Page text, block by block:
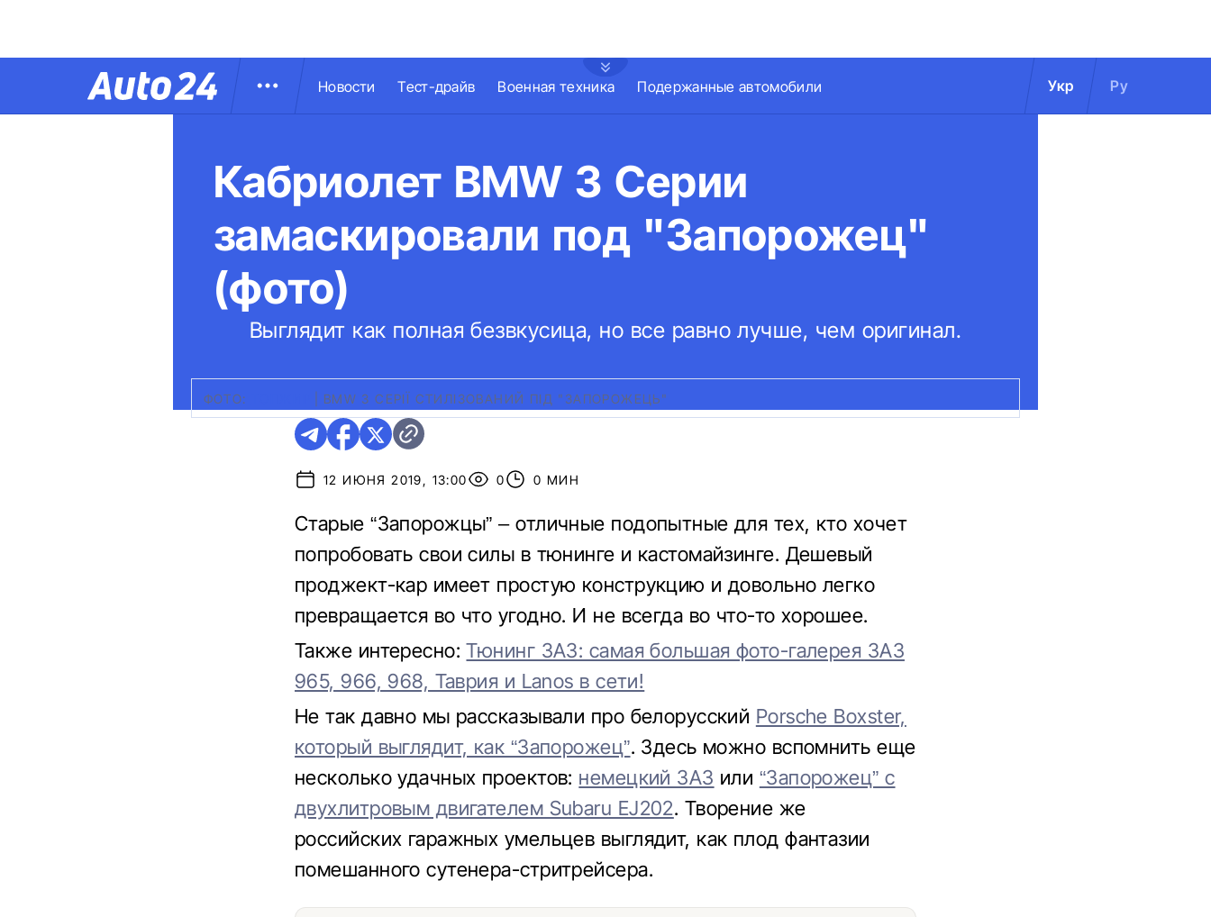
Новости Тест-драйв Военная техника Подержанные автомобили Укр Ру
Кабриолет BMW 3 Серии
замаскировали под "Запорожец"
(фото)
Выглядит как полная безвкусица, но все равно лучше, чем оригинал.
ФОТО: BMW 3 СЕРІЇ СТИЛІЗОВАНИЙ ПІД "ЗАПОРОЖЕЦЬ"
12 ИЮНЯ 2019, 13:00 0 0 МИН
Старые “Запорожцы” – отличные подопытные для тех, кто хочет
попробовать свои силы в тюнинге и кастомайзинге. Дешевый
проджект-кар имеет простую конструкцию и довольно легко
превращается во что угодно. И не всегда во что-то хорошее.
Также интересно:Тюнинг ЗАЗ: самая большая фото-галерея ЗАЗ
965, 966, 968, Таврия и Lanos в сети!
Не так давно мы рассказывали про белорусский Porsche Boxster,
который выглядит, как “Запорожец”. Здесь можно вспомнить еще
несколько удачных проектов: немецкий ЗАЗ или “Запорожец” с
двухлитровым двигателем Subaru EJ202. Творение же
российских гаражных умельцев выглядит, как плод фантазии
помешанного сутенера-стритрейсера.